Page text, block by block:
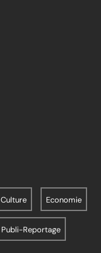
Culture Economie
Publi-Reportage